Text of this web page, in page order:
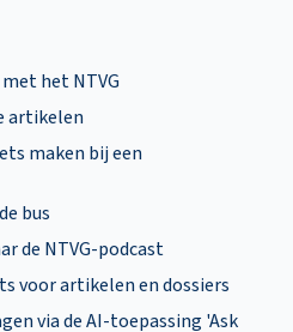
het NTVG
artikelen
maken bij een
bus
de NTVG-podcast
voor artikelen en dossiers
via de AI-toepassing 'Ask